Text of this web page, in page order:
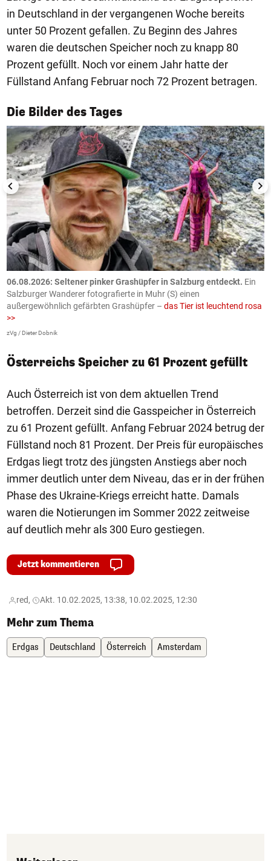
in Deutschland in der vergangenen Woche bereits
unter 50 Prozent gefallen. Zu Beginn des Jahres
waren die deutschen Speicher noch zu knapp 80
Prozent gefüllt. Noch vor einem Jahr hatte der
Füllstand Anfang Februar noch 72 Prozent betragen.
Die Bilder des Tages
1/50
06.08.2026: Seltener pinker Grashüpfer in Salzburg entdeckt. Ein
Salzburger Wanderer fotografierte in Muhr (S) einen
außergewöhnlich gefärbten Grashüpfer – das Tier ist leuchtend rosa
>>
zVg / Dieter Dobnik
Österreichs Speicher zu 61 Prozent gefüllt
Auch Österreich ist von dem aktuellen Trend
betroffen. Derzeit sind die Gasspeicher in Österreich
zu 61 Prozent gefüllt. Anfang Februar 2024 betrug der
Füllstand noch 81 Prozent. Der Preis für europäisches
Erdgas liegt trotz des jüngsten Anstiegs aber noch
immer deutlich unter dem Niveau, das er in der frühen
Phase des Ukraine-Kriegs erreicht hatte. Damals
waren die Notierungen im Sommer 2022 zeitweise
auf deutlich mehr als 300 Euro gestiegen.
Jetzt kommentieren
red, Akt. 10.02.2025, 13:38, 10.02.2025, 12:30
Mehr zum Thema
Erdgas Deutschland Österreich Amsterdam